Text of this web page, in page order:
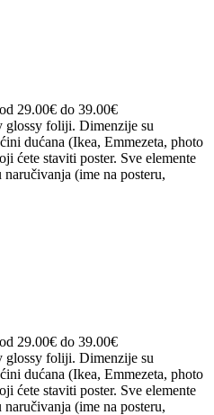
29.00€ do 39.00€
glossy foliji. Dimenzije su
dućana (Ikea, Emmezeta, photo
ćete staviti poster. Sve elemente
(ime na posteru,
29.00€ do 39.00€
glossy foliji. Dimenzije su
dućana (Ikea, Emmezeta, photo
ćete staviti poster. Sve elemente
(ime na posteru,